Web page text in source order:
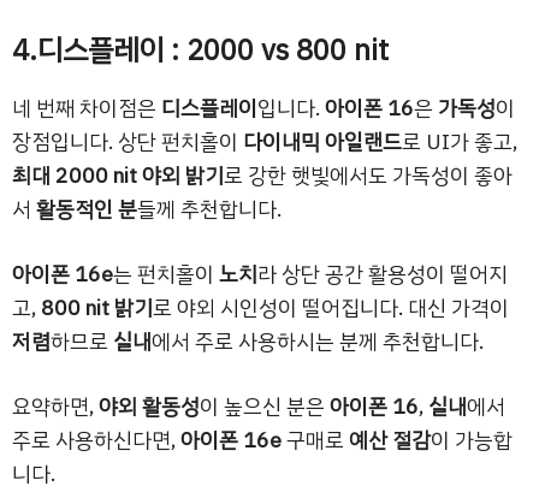
4.디스플레이 : 2000 vs 800 nit
네 번째 차이점은 디스플레이입니다.아이폰 16은 가독성이
장점입니다. 상단 펀치홀이 다이내믹 아일랜드로 UI가 좋고,
최대 2000 nit 야외 밝기로 강한 햇빛에서도 가독성이 좋아
서 활동적인 분들께 추천합니다.
아이폰 16e는 펀치홀이 노치라 상단 공간 활용성이 떨어지
고,800 nit 밝기로 야외 시인성이 떨어집니다. 대신 가격이
저렴하므로 실내에서 주로 사용하시는 분께 추천합니다.
요약하면,야외 활동성이 높으신 분은아이폰 16,실내에서
주로 사용하신다면,아이폰 16e구매로예산절감이 가능합
니다.